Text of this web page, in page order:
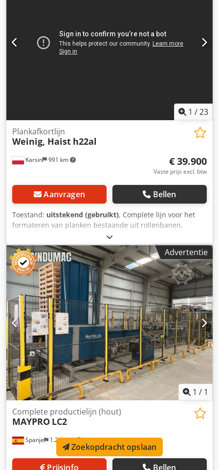
1 /23
Karsin 991 km
Plankafkortlijn
Weinig, Haist h22al
€ 39.900
Vaste prijs excl. btw
Aanvragen Bellen
Toestand: uitstekend (gebruikt), Complete lijn voor het
formateren van planken bestaande uit rollenbanen,
ontstapelingsapparaat, transporttafel, Haist zaag,
vierzijdige schaafmachine Weinig Hydromat 22 AL met
toebehoren en een stapelaar. Dedpfx Aewz Id Toh Nswa
Advertentie
1 / 1
Spanje 1.287 km
Complete productielijn (hout)
MAYPRO LC2
Prijsinfo Bellen
Zoekopdracht opslaan